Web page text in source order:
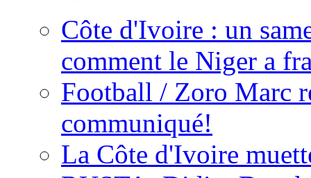
Côte d'Ivoire : un
comment le Niger a
Football / Zoro Marc
communiqué!
La Côte d'Ivoire